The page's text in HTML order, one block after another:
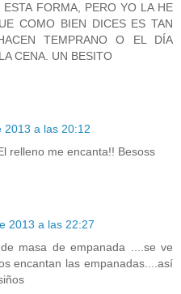
FORMA, PERO YO LA HE
COMO BIEN DICES ES TAN
TEMPRANO O EL DÍA
CENA. UN BESITO
2013 a las 20:12
relleno me encanta!! Besoss
2013 a las 22:27
masa de empanada ....se ve
encantan las empanadas....así